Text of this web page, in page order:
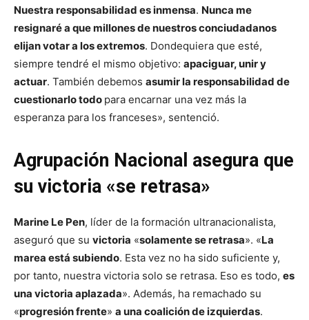
Nuestra responsabilidad es inmensa. Nunca me
resignaré a que millones de nuestros conciudadanos
elijan votar a los extremos. Dondequiera que esté,
siempre tendré el mismo objetivo: apaciguar, unir y
actuar. También debemos asumir la responsabilidad de
cuestionarlo todo para encarnar una vez más la
esperanza para los franceses», sentenció.
Agrupación Nacional asegura que
su victoria «se retrasa»
Marine Le Pen, líder de la formación ultranacionalista,
aseguró que su victoria «solamente se retrasa». «La
marea está subiendo. Esta vez no ha sido suficiente y,
por tanto, nuestra victoria solo se retrasa. Eso es todo, es
una victoria aplazada». Además, ha remachado su
«progresión frente» a una coalición de izquierdas.